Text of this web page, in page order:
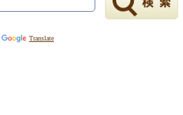
Translate